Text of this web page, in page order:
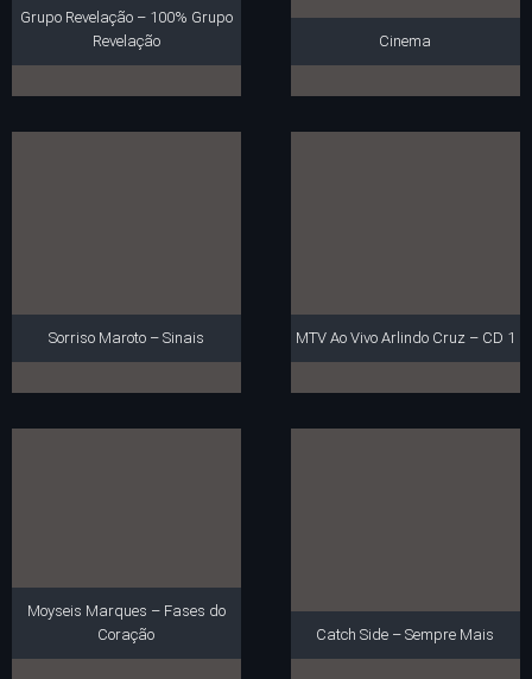
Grupo Revelação – 100% Grupo
Revelação Cinema
Sorriso Maroto – Sinais MTV Ao Vivo Arlindo Cruz – CD 1
Moyseis Marques – Fases do
Coração Catch Side – Sempre Mais